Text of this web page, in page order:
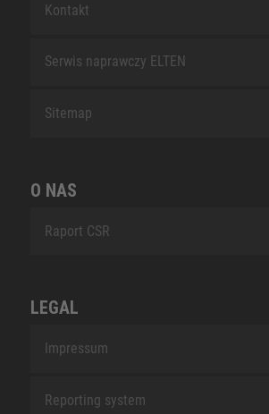
Kontakt
Serwis naprawczy ELTEN
Sitemap
O NAS
Raport CSR
LEGAL
Impressum
Reporting system